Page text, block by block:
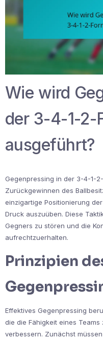
Wie wird
der 3-4-1-2-
ausgeführt?
Gegenpressing in der 3-4-1-
Zurückgewinnen des
einzigartige Positionierung
Druck auszuüben. Diese
Gegners zu stören und die
aufrechtzuerhalten.
Prinzipien
Effektives Gegenpressing
die die Fähigkeit eines
verbessern. Zunächst